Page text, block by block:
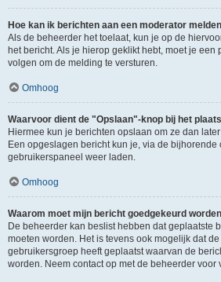
Hoe kan ik berichten aan een moderator
Als de beheerder het toelaat, kun je op de
het bericht. Als je hierop geklikt hebt, moet je een
volgen om de melding te versturen.
Omhoog
Waarvoor dient de "Opslaan"-knop bij het
Hiermee kun je berichten opslaan om ze dan
Een opgeslagen bericht kun je, via de bijhorende
gebruikerspaneel weer laden.
Omhoog
Waarom moet mijn bericht goedgekeurd
De beheerder kan beslist hebben dat geplaatste
moeten worden. Het is tevens ook mogelijk dat
gebruikersgroep heeft geplaatst waarvan de
worden. Neem contact op met de beheerder voor